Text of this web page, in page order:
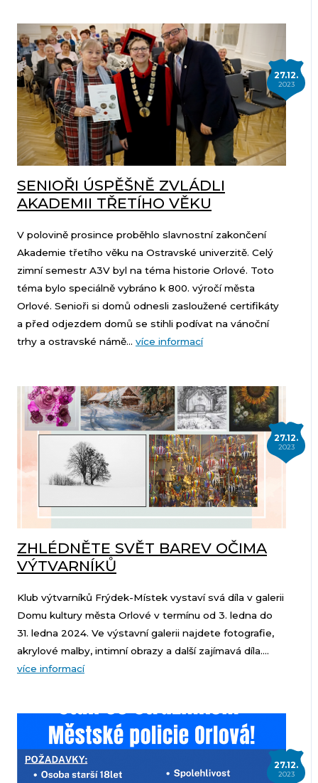
27.12.
2023
SENIOŘI ÚSPĚŠNĚ ZVLÁDLI
AKADEMII TŘETÍHO VĚKU
V polovině prosince proběhlo slavnostní zakončení
Akademie třetího věku na Ostravské univerzitě. Celý
zimní semestr A3V byl na téma historie Orlové. Toto
téma bylo speciálně vybráno k 800. výročí města
Orlové. Senioři si domů odnesli zasloužené certifikáty
a před odjezdem domů se stihli podívat na vánoční
trhy a ostravské námě... více informací
27.12.
2023
ZHLÉDNĚTE SVĚT BAREV OČIMA
VÝTVARNÍKŮ
Klub výtvarníků Frýdek-Místek vystaví svá díla v galerii
Domu kultury města Orlové v termínu od 3. ledna do
31. ledna 2024. Ve výstavní galerii najdete fotografie,
akrylové malby, intimní obrazy a další zajímavá díla....
více informací
27.12.
2023